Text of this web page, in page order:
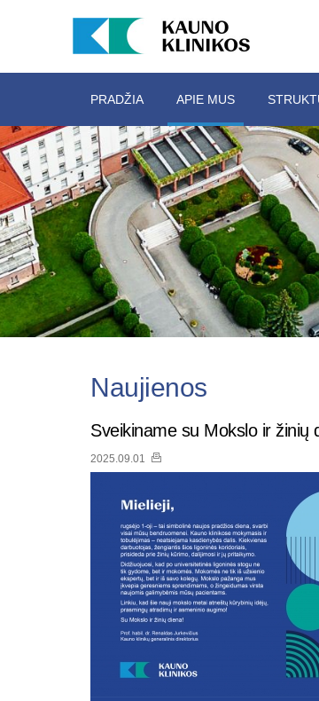
PRADŽIA APIE MUS
Naujienos
Sveikiname su Mokslo ir žinių
2025.09.01